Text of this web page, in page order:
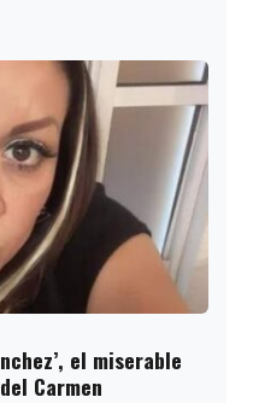
el miserable
Carmen